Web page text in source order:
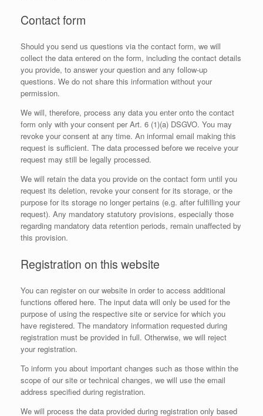
Contact form
Should you send us questions via the contact form, we will
collect the data entered on the form, including the contact details
you provide, to answer your question and any follow-up
questions. We do not share this information without your
permission.
We will, therefore, process any data you enter onto the contact
form only with your consent per Art. 6 (1)(a) DSGVO. You may
revoke your consent at any time. An informal email making this
request is sufficient. The data processed before we receive your
request may still be legally processed.
We will retain the data you provide on the contact form until you
request its deletion, revoke your consent for its storage, or the
purpose for its storage no longer pertains (e.g. after fulfilling your
request). Any mandatory statutory provisions, especially those
regarding mandatory data retention periods, remain unaffected by
this provision.
Registration on this website
You can register on our website in order to access additional
functions offered here. The input data will only be used for the
purpose of using the respective site or service for which you
have registered. The mandatory information requested during
registration must be provided in full. Otherwise, we will reject
your registration.
To inform you about important changes such as those within the
scope of our site or technical changes, we will use the email
address specified during registration.
We will process the data provided during registration only based